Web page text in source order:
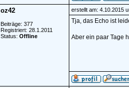
oz42
Beiträge: 377
Registriert: 28.1.2011
Status: Offline
erstellt am: 4.10.2015
Tja, das Echo ist
Aber ein paar Tage